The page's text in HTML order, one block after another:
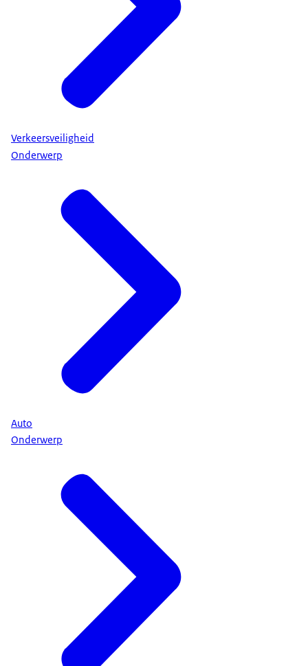
Verkeersveiligheid
Onderwerp
Auto
Onderwerp